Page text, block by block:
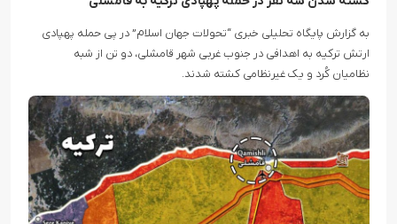
به گزارش پایگاه تحلیلی خبری “تحولات جهان اسلام” در پی حمله پهپادی
ارتش ترکیه به اهدافی در جنوب غربی شهر قامشلی، دو تن از شبه
نظامیان کُرد و یک غیرنظامی کشته شدند.